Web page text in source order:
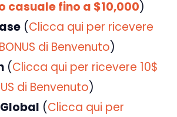
casuale fino a $10,000)
(Clicca qui per ricevere
di Benvenuto)
(Clicca qui per ricevere 10$
di Benvenuto)
(Clicca qui per